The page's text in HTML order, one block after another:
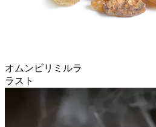
オムンビリミルラ
ラスト